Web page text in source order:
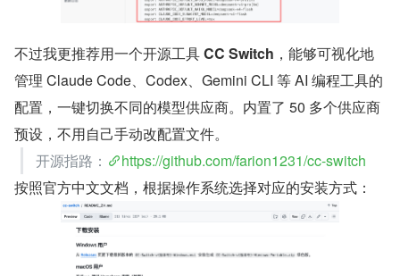
不过我更推荐用一个开源工具 CC Switch ，能够可视化地
管理 Claude Code、Codex、Gemini CLI 等 AI 编程工具的
配置，一键切换不同的模型供应商。内置了 50 多个供应商
预设，不用自己手动改配置文件。
开源指路：
https://github.com/farion1231/cc-switch
按照官方中文文档，根据操作系统选择对应的安装方式：